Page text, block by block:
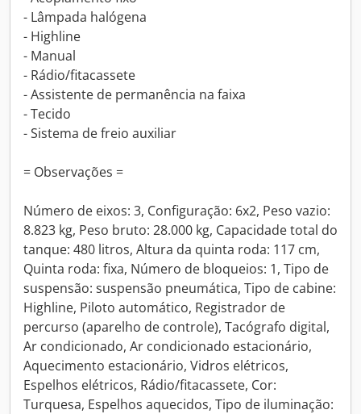
- Lâmpada halógena
- Highline
- Manual
- Rádio/fitacassete
- Assistente de permanência na faixa
- Tecido
- Sistema de freio auxiliar
= Observações =
Número de eixos: 3, Configuração: 6x2, Peso vazio:
8.823 kg, Peso bruto: 28.000 kg, Capacidade total do
tanque: 480 litros, Altura da quinta roda: 117 cm,
Quinta roda: fixa, Número de bloqueios: 1, Tipo de
suspensão: suspensão pneumática, Tipo de cabine:
Highline, Piloto automático, Registrador de
percurso (aparelho de controle), Tacógrafo digital,
Ar condicionado, Ar condicionado estacionário,
Aquecimento estacionário, Vidros elétricos,
Espelhos elétricos, Rádio/fitacassete, Cor:
Turquesa, Espelhos aquecidos, Tipo de iluminação: